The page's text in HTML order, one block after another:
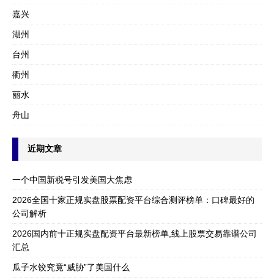
嘉兴
湖州
台州
衢州
丽水
舟山
近期文章
一个中国新税号引发美国大焦虑
2026全国十家正规实盘股票配资平台综合测评榜单：口碑最好的
公司解析
2026国内前十正规实盘配资平台最新榜单,线上股票交易靠谱公司
汇总
瓜子水饺究竟“威胁”了美国什么